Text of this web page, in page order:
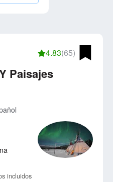
4.83(65)
Paisajes
incluidos